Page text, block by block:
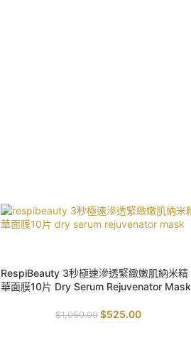
RespiBeauty 3秒極速滲透緊緻嫩肌納米精
華面膜10片 Dry Serum Rejuvenator Mask
$1,050.00 $525.00